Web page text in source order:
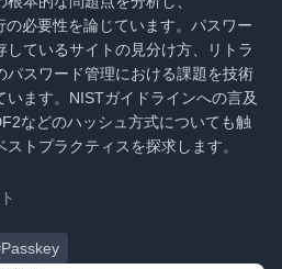
必要性を論じています。パスワー
しているサイトの見分け方、リトラ
パスワード管理における課題を技術
ます。NISTガイドラインへの言及
などのハッシュ方式についても触
トプラクティスを探求します。